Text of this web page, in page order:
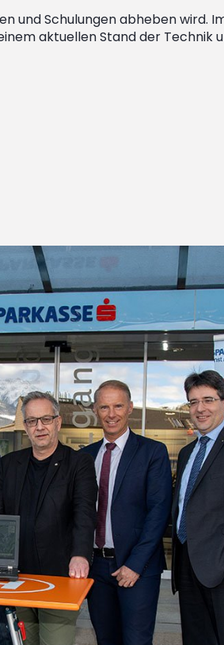
und Schulungen abheben wird.
aktuellen Stand der Technik